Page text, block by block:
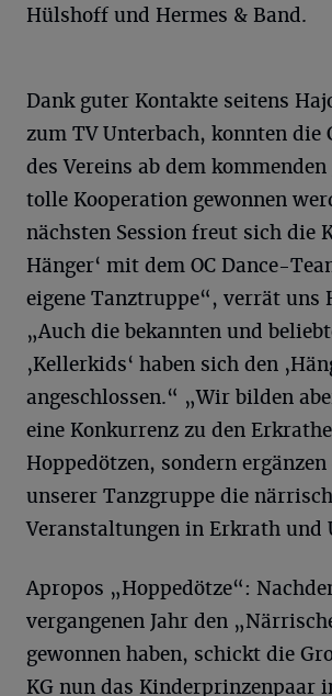
Hülshoff und Hermes & Band.
Dank guter Kontakte seitens
zum TV Unterbach, konnten die
des Vereins ab dem
tolle Kooperation gewonnen
nächsten Session freut sich die
Hänger‘ mit dem OC Dance-
eigene Tanztruppe“, verrät uns
„Auch die bekannten und
‚Kellerkids‘ haben sich den
angeschlossen.“ „Wir bilden
eine Konkurrenz zu den
Hoppedötzen, sondern
unserer Tanzgruppe die
Veranstaltungen in Erkrath und
Ap­ro­pos „Hoppedötze“:
vergangenen Jahr den
gewonnen haben, schickt die
KG nun das Kinderprinzenpaar